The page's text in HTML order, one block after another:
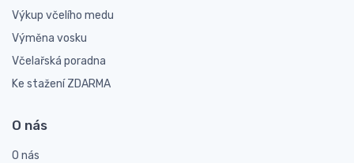
Výkup včelího medu
Výměna vosku
Včelařská poradna
Ke stažení ZDARMA
O nás
O nás